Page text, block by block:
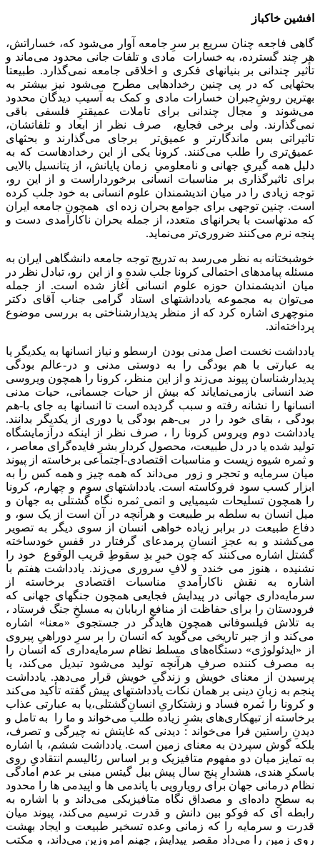
افشین خاکباز
گاهی فاجعه چنان سریع بر سرِ جامعه آوار می‌شود که، خساراتش،
هر چند گسترده، به خسارات مادی و تلفات جانی محدود می‌ماند و
‌تأثیر چندانی بر بنیانهای فکری و اخلاقی جامعه نمی‌گذارد. طبیعتا
بحثهایی که در پی چنین رخدادهایی مطرح می‌شود نیز بیشتر به
بهترین روشِ‌جبران خسارات مادی و کمک به آسیب دیدگان محدود
می‌شوند و مجال چندانی برای تاملات عمیقترِ فلسفی باقی
نمی‌گذارند. ولی برخی فجایع، صرف نظر از ابعاد و تلفاتشان،
تاثیراتی بس ماندگارتر و عمیق‌تر برجای می‌گذارند و بحثهای
عمیق‌تری را طلب می‌کنند. کرونا یکی از این رخدادهاست که به
دلیل همه گیریِ جهانی و نامعلومیِ زمان پایانش، از پتانسیل بالایی
برای تاثیرگذاری بر مناسبات انسانی برخورداراست و از این رو،
توجه زیادی را در میان اندیشمندان علوم انسانی به خود جلب کرده
است. چنین توجهی برای جوامع بحران زده ای همچون جامعه ایران
که مدتهاست با بحرانهای متعدد، از جمله بحران ناکارآمدی دست و
پنجه نرم می‌کنند ضروری‌تر می‌نماید.
خوشبختانه به نظر می‌رسد به تدریج توجه جامعه دانشگاهی ایران به
مسئله پیامدهای احتمالی کرونا جلب شده و از این رو، تبادل نظر در
میان اندیشمندان حوزه علوم انسانی آغاز شده است. از جمله
می‌توان به مجموعه یادداشتهای استاد گرامی جناب آقای دکتر
منوچهری اشاره کرد که از منظر پدیدارشناختی به بررسی موضوع
پرداخته‌اند.
یادداشت نخست اصل مدنی بودن ارسطو و نیاز انسانها به یکدیگر یا
به عبارتی با هم بودگی را به دوستی مدنی و در-عالم بودگی
پدیدارشناسان پیوند می‌زند و از این منظر،‌ کرونا را همچون ویروسی
ضد انسانی بازمی‌نمایاند که بیش از حیات جسمانی، حیات مدنی
انسانها را نشانه رفته و سبب گردیده است تا انسانها به جای با-هم
بودگی ، بقای خود را در بی-هم بودگی یا دوری از یکدیگر بدانند.
یادداشت دوم ویروس کرونا را ، صرف نظر از اینکه درآزمایشگاه
تولید شده یا در دل طبیعت، محصول کردارِ بشرِ فایده‌گرای معاصر ،
و ثمره شیوه زیست و مناسبات اقتصادی-اجتماعی برخاسته از پیوند
میان سرمایه و تحجر و زور می‌داند که همه چیز و همه کس را به
ابزار کسب سود فروکاسته است. یادداشتهای سوم و چهارم، کرونا
را همچون تسلیحات شیمیایی و اتمی ثمره نگاه گشتلی به جهان و
میل انسان به سلطه بر طبیعت و هرآنچه در آن است از یک سو، و
دفاع طبیعت در برابر زیاده خواهی انسان از سوی دیگر به تصویر
می‌کشند و به عجزِ انسانِ پرمدعای گرفتار در قفسِ خودساخته
گشتل اشاره می‌کنند که چون خبرِ بدِ سقوطِ قریب الوقوع خود را
نشنیده ، هنوز می خندد و لافِ سروری می‌زند. یادداشت هفتم با
اشاره به نقش ناکارآمدیِ مناسبات اقتصادی برخاسته از
سرمایه‌داری جهانی در پیدایش فجایعی همچون جنگهای جهانی که
فرودستان را برای حفاظت از منافع اربابان به مسلخِ جنگ فرستاد ،
به تلاش فیلسوفانی همچون هایدگر در جستجوی «معنا» اشاره
می‌کند و از جبر تاریخی می‌گوید که انسان را بر سرِ دوراهیِ پیروی
از «ایدئولوژی» دستگاه‌های مسلط نظام سرمایه‌داری که انسان را
به مصرف کننده صرفِ هرآنچه تولید می‌شود تبدیل می‌کند، یا
پرسیدن از معنای خویش و زندگیِ خویش قرار می‌دهد. یادداشت
پنجم به زبانِ دینی بر همان نکات یادداشتهای پیش گفته تأکید می‌کند
و کرونا را ثمره فساد و زشتکاریِ انسانِ‌گشتلی،یا به عبارتی عذاب
برخاسته از تبهکاری‌های بشرِ زیاده طلب می‌خواند و ما را به تامل و
دیدنِ راستین فرا می‌خواند : دیدنی که غایتش نه چیرگی و تصرف،
‌بلکه گوش سپردن به معنای زمین است. یادداشت ششم، با اشاره
به تمایز میان دو مفهوم متافیزیک و بر اساس رئالیسم انتقادیِ روی
باسکرِ هندی، هشدارِ پنج سال پیش بیل گیتس مبنی بر عدم امادگی
نظام درمانی جهان برای رویارویی با پاندمی ها و اپیدمی ها را محدود
به سطحِ داده‌ای و مصداق نگاه متافیزیکی می‌داند و با اشاره به
رابطه ای که فوکو بین دانش و قدرت ترسیم می‌کند، پیوند میان
قدرت و سرمایه را که زمانی وعده‌ تسخیر طبیعت و ایجاد بهشت
روی زمین را می‌داد مقصر پیدایش جهنمِ امروزین می‌داند، و مکتب